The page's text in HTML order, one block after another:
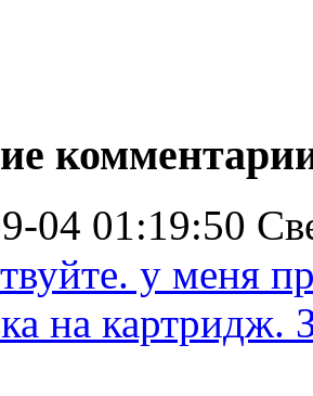
04 01:19:50
у меня
на картридж.